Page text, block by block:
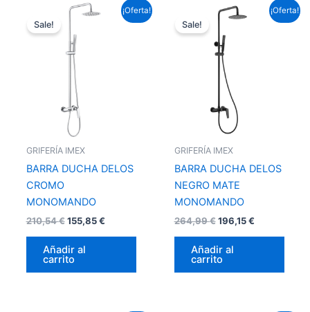
¡Oferta!
Sale!
GRIFERÍA IMEX
BARRA DUCHA DELOS
CROMO
MONOMANDO
210,54€
El
precio
era:
210,54 €.
155,85€
precio
Añadir al
carrito
¡Oferta!
Sale!
GRIFERÍA IMEX
BARRA DUCHA DELOS
NEGRO MATE
MONOMANDO
264,99€
El
precio
era:
264,99 €.
196,15€
precio
Añadir al
carrito